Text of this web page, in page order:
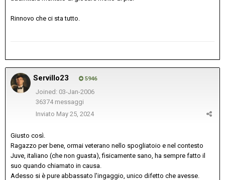
Rinnovo che ci sta tutto.
Servillo23 5946
Joined: 03-Jan-2006
36374 messaggi
Inviato May 25, 2024
Giusto così.
Ragazzo per bene, ormai veterano nello spogliatoio e nel contesto
Juve, italiano (che non guasta), fisicamente sano, ha sempre fatto il
suo quando chiamato in causa.
Adesso si è pure abbassato l'ingaggio, unico difetto che avesse.